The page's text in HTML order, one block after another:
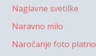
Naglavne svetilke
Naravno milo
Naročanje foto platno